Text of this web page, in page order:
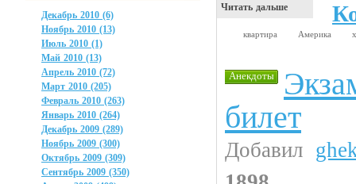
Декабрь 2010 (6)
Ноябрь 2010 (13)
Июль 2010 (1)
Май 2010 (13)
Апрель 2010 (72)
Март 2010 (205)
Февраль 2010 (263)
Январь 2010 (264)
Декабрь 2009 (289)
Ноябрь 2009 (300)
Октябрь 2009 (309)
Сентябрь 2009 (350)
Читать дальше
квартира Америка
Анекдоты
билет
Добавил